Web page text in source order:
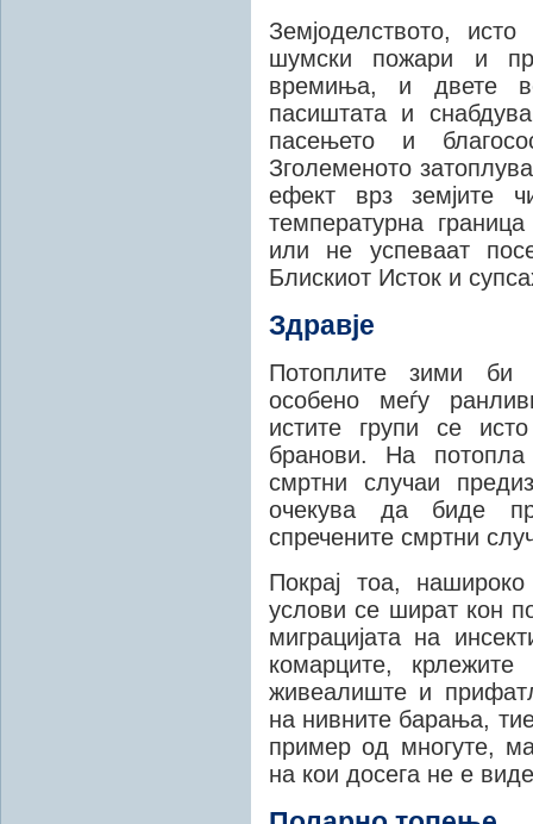
Земјоделството,
шумски пожари и
времиња, и двете
пасиштата и
пасењето и
Зголеменото
ефект врз земјите
температурна
или не успеваат
Блискиот Исток и
Здравје
Потоплите зими би
особено меѓу
истите групи се
бранови. На потопла
смртни случаи
очекува да биде
спречените смртни
Покрај тоа,
услови се шират кон
миграцијата на
комарците,
живеалиште и
на нивните барања,
пример од многуте,
на кои досега не е